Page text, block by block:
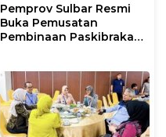
Pemprov Sulbar Resmi
Buka Pemusatan
Pembinaan Paskibraka